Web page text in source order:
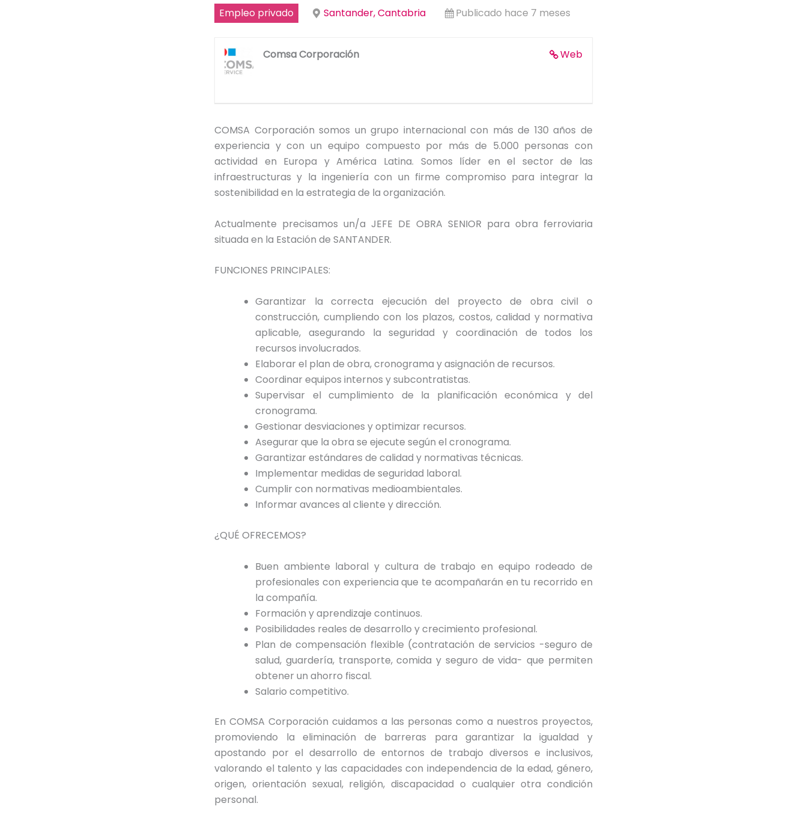
Empleo privado Santander, Cantabria Publicado hace 7 meses
Web
Comsa Corporación
COMSA Corporación somos un grupo internacional con más de 130 años de
experiencia y con un equipo compuesto por más de 5.000 personas con
actividad en Europa y América Latina. Somos líder en el sector de las
infraestructuras y la ingeniería con un firme compromiso para integrar la
sostenibilidad en la estrategia de la organización.
Actualmente precisamos un/a JEFE DE OBRA SENIOR para obra ferroviaria
situada en la Estación de SANTANDER.
FUNCIONES PRINCIPALES:
Garantizar la correcta ejecución del proyecto de obra civil o
construcción, cumpliendo con los plazos, costos, calidad y normativa
aplicable, asegurando la seguridad y coordinación de todos los
recursos involucrados.
Elaborar el plan de obra, cronograma y asignación de recursos.
Coordinar equipos internos y subcontratistas.
Supervisar el cumplimiento de la planificación económica y del
cronograma.
Gestionar desviaciones y optimizar recursos.
Asegurar que la obra se ejecute según el cronograma.
Garantizar estándares de calidad y normativas técnicas.
Implementar medidas de seguridad laboral.
Cumplir con normativas medioambientales.
Informar avances al cliente y dirección.
¿QUÉ OFRECEMOS?
Buen ambiente laboral y cultura de trabajo en equipo rodeado de
profesionales con experiencia que te acompañarán en tu recorrido en
la compañía.
Formación y aprendizaje continuos.
Posibilidades reales de desarrollo y crecimiento profesional.
Plan de compensación flexible (contratación de servicios -seguro de
salud, guardería, transporte, comida y seguro de vida- que permiten
obtener un ahorro fiscal.
Salario competitivo.
En COMSA Corporación cuidamos a las personas como a nuestros proyectos,
promoviendo la eliminación de barreras para garantizar la igualdad y
apostando por el desarrollo de entornos de trabajo diversos e inclusivos,
valorando el talento y las capacidades con independencia de la edad, género,
origen, orientación sexual, religión, discapacidad o cualquier otra condición
personal.